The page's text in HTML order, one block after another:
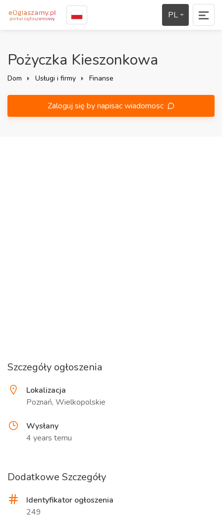
PL
Pożyczka Kieszonkowa
Dom Usługi i firmy Finanse
Zaloguj się by napisac wiadomosc
Szczegóły ogłoszenia
Lokalizacja
Poznań, Wielkopolskie
Wysłany
4 years temu
Dodatkowe Szczegóły
Identyfikator ogłoszenia
249